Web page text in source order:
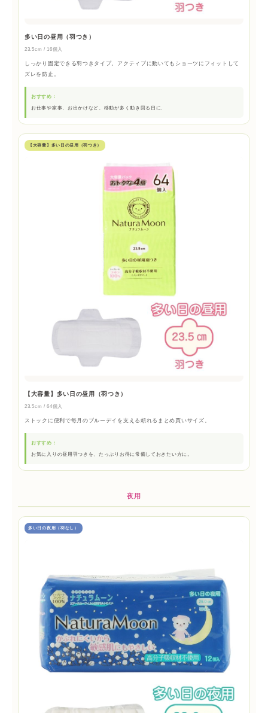
多い日の昼用（羽つき）
23.5cm / 16個入
しっかり固定できる羽つきタイプ。アクティブに動いてもショーツにフィットして
ズレを防止。
おすすめ：
お仕事や家事、お出かけなど、移動が多く動き回る日に.
【大容量】多い日の昼用（羽つき）
【大容量】多い日の昼用（羽つき）
23.5cm / 64個入
ストックに便利で毎月のブルーデイを支える頼れるまとめ買いサイズ。
おすすめ：
お気に入りの昼用羽つきを、たっぷりお得に常備しておきたい方に。
夜用
多い日の夜用（羽なし）